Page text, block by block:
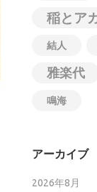
稲とア
結人
雅楽代
鳴海
アーカイブ
2026年8月